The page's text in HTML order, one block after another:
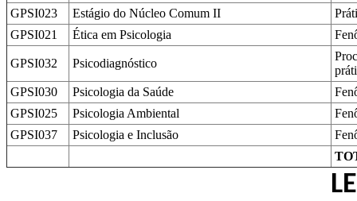
GPSI023
Estágio do Núcleo Comum II
GPSI021
Ética em Psicologia
GPSI032 Psicodiagnóstico
GPSI030
Psicologia da Saúde
GPSI025
Psicologia Ambiental
GPSI037
Psicologia e Inclusão